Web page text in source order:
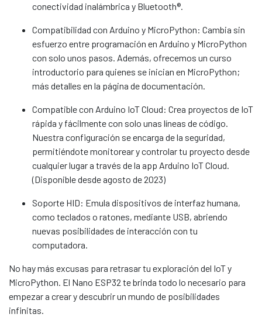
conectividad inalámbrica y Bluetooth®.
Compatibilidad con Arduino y MicroPython: Cambia sin
esfuerzo entre programación en Arduino y MicroPython
con solo unos pasos. Además, ofrecemos un curso
introductorio para quienes se inician en MicroPython;
más detalles en la página de documentación.
Compatible con Arduino IoT Cloud: Crea proyectos de IoT
rápida y fácilmente con solo unas líneas de código.
Nuestra configuración se encarga de la seguridad,
permitiéndote monitorear y controlar tu proyecto desde
cualquier lugar a través de la app Arduino IoT Cloud.
(Disponible desde agosto de 2023)
Soporte HID: Emula dispositivos de interfaz humana,
como teclados o ratones, mediante USB, abriendo
nuevas posibilidades de interacción con tu
computadora.
No hay más excusas para retrasar tu exploración del IoT y
MicroPython. El Nano ESP32 te brinda todo lo necesario para
empezar a crear y descubrir un mundo de posibilidades
infinitas.